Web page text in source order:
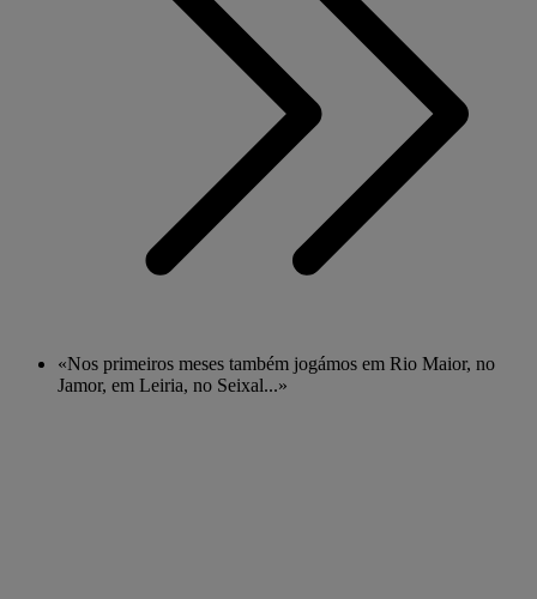
«Nos primeiros meses também jogámos em Rio Maior, no
Jamor, em Leiria, no Seixal...»